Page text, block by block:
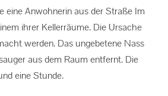
eine Anwohnerin aus der Straße Im
ihrer Kellerräume. Die Ursache
werden. Das ungebetene Nass
aus dem Raum entfernt. Die
eine Stunde.